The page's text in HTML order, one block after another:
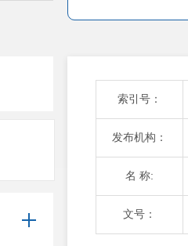
索引号：
发布机构：
名 称:
文号：